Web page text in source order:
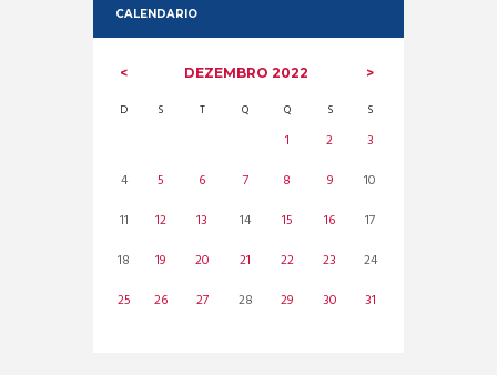
CALENDARIO
DEZEMBRO2022
D S T Q Q S S
1 2
3
4
5 6 7 8 9
10
11
12 13 14 15 16
17
18
19 20 21 22 23
24
25
26 27 28 29 30 31